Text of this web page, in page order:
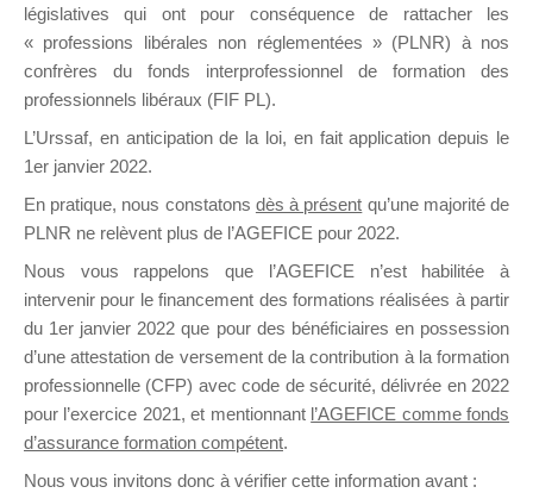
DE
il y a 9 minutes
formation. Il accueille également les Conseillers
législatives qui ont pour conséquence de rattacher les
« professions libérales non réglementées » (PLNR) à nos
confrères du fonds interprofessionnel de formation des
professionnels libéraux (FIF PL).
L’Urssaf, en anticipation de la loi, en fait application depuis le
1er janvier 2022.
En pratique, nous constatons dès à présent qu’une majorité de
PLNR ne relèvent plus de l’AGEFICE pour 2022.
Nous vous rappelons que l’AGEFICE n’est habilitée à
intervenir pour le financement des formations réalisées à partir
du 1er janvier 2022 que pour des bénéficiaires en possession
d’une attestation de versement de la contribution à la formation
professionnelle (CFP) avec code de sécurité, délivrée en 2022
pour l’exercice 2021, et mentionnant l’AGEFICE comme fonds
d’assurance formation compétent.
Nous vous invitons donc à vérifier cette information avant :